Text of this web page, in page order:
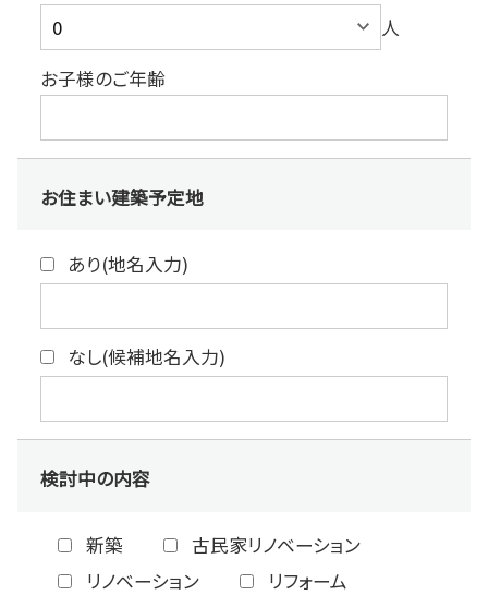
人
お子様のご年齢
お住まい建築予定地
あり(地名入力)
なし(候補地名入力)
検討中の内容
新築
古民家リノベーション
リノベーション
リフォーム